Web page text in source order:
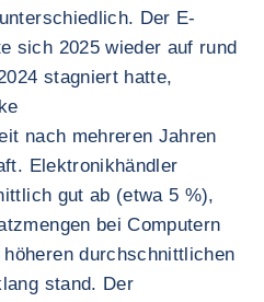
Der E-
sich 2025 wieder auf rund
stagniert hatte,
nach mehreren Jahren
Elektronikhändler
gut ab (etwa 5 %),
bei Computern
durchschnittlichen
stand. Der